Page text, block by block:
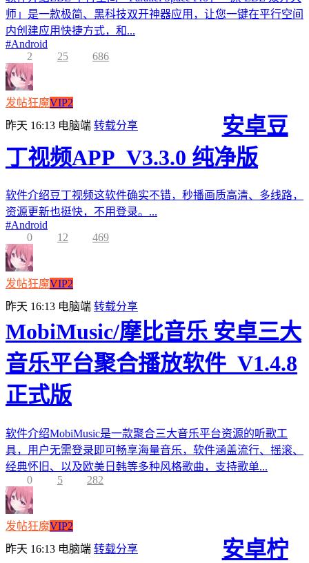
师」是一款极简、黑科技双开神器应用，让您一键在平行空间
内创建应用快捷方式，和...
#Android
2
25 686
发帖狂魔VIP2
昨天 16:13 电脑端 转载分享
安卓豆
丁视频APP_V3.3.0 纯净版
软件介绍豆丁视频这软件确实不错，秒播画质高清、多线路，
资源更新也挺快，不用登录。...
#Android
0
12 469
发帖狂魔VIP2
昨天 16:13 电脑端 转载分享
MobiMusic/摩比音乐 安卓三大
音乐平台聚合播放软件_V1.4.8
正式版
软件介绍MobiMusic是一款聚合三大音乐平台资源的听歌工
具，用户无需登录即可畅享海量音乐，软件涵盖流行、摇滚、
经典怀旧、以及欧美日韩等多种风格歌曲，支持歌单...
0
5 282
发帖狂魔VIP2
昨天 16:13 电脑端 转载分享
安卓柠